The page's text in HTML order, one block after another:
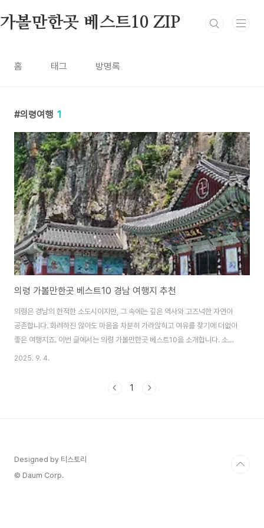
가볼만한곳 베스트10 ZIP
홈 태그 방명록
의령여행 1
의령 가볼만한곳 베스트10 경남 여행지 추천
의령은 경남의 한적한 소도시이지만, 그 속에는 깊은 역사와 고즈넉한 자연이
공존합니다. 화려하진 않아도 마음을 차분히 가라앉히고 여유를 찾기에 더없이
좋은 여행지죠. 이번 글에서는 의령 가볼만한곳 베스트10을 소개합니다. 소란
스러운 도심에서 벗어나, 의령에서만 만날 수 있는 고즈넉한 풍경과 이야기를
가로, 한국 현대 경제사의 출발점을 상징하는 공간입니다. 전통 가옥과 넓은 마
2025. 9. 4.
1
Designed by 티스토리
© Daum Corp.